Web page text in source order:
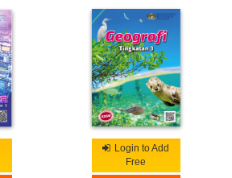
Login to Add
Free